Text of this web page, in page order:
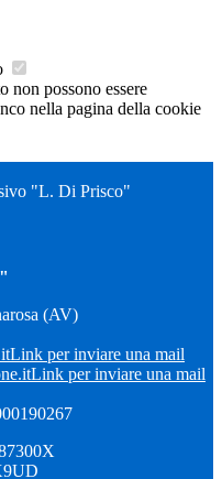
non possono essere
nella pagina della cookie
"L. Di Prisco"
(AV)
Link per inviare una mail
Link per inviare una mail